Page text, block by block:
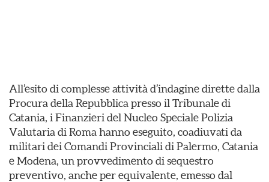
All’esito di complesse attività d’indagine dirette dalla
Procura della Repubblica presso il Tribunale di
Catania, i Finanzieri del Nucleo Speciale Polizia
Valutaria di Roma hanno eseguito, coadiuvati da
militari dei Comandi Provinciali di Palermo, Catania
e Modena, un provvedimento di sequestro
preventivo, anche per equivalente, emesso dal